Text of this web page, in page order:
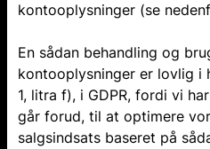
kontooplysninger (se
En sådan behandling og
kontooplysninger er lovlig i
1, litra f), i GDPR, fordi vi
går forud, til at optimere
salgsindsats baseret på